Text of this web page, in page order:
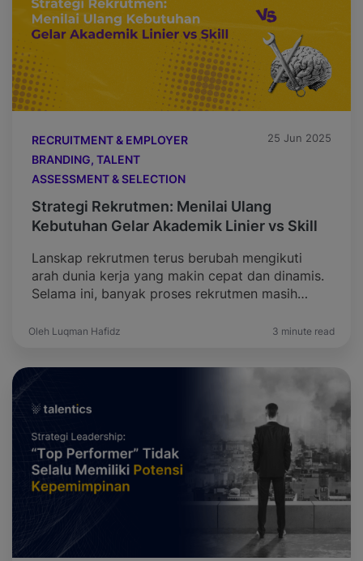
RECRUITMENT & EMPLOYER
BRANDING, TALENT
ASSESSMENT & SELECTION
25 Jun 2025
Strategi Rekrutmen: Menilai Ulang
Kebutuhan Gelar Akademik Linier vs Skill
Lanskap rekrutmen terus berubah mengikuti
arah dunia kerja yang makin cepat dan dinamis.
Selama ini, banyak proses rekrutmen masih
yang linier dengan posisi yang dibutuhkan.
relevan. Banyak lulusan S1 belum sepenuhnya
sementara kandidat dari jurusan tidak linier
tetapi memiliki skill […]
Oleh Luqman Hafidz 3 minute read